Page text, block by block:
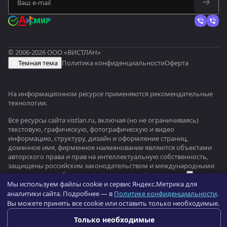
© 2006-2026 ООО «ВИСТЛАН»
Темная тема Политика конфиденциальностиОферта
На информационном ресурсе применяются рекомендательные
технологии.
Все ресурсы сайта vistlan.ru, включая (но не ограничиваясь)
текстовую, графическую, фотографическую и видео
информацию, структуру, дизайн и оформление страниц,
доменное имя, фирменное наименование являются объектами
авторского права и прав на интеллектуальную собственность,
защищены российским законодательством и международными
соглашениями об охране авторских прав.Читать далее
Оптовый портал оборудования —b2b.vistlan.ru→
Мы используем файлы cookie и сервис Яндекс.Метрика для
аналитики сайта. Подробнее — в Политике конфиденциальности.
Вы можете принять все cookie или оставить только необходимые.
Только необходимые